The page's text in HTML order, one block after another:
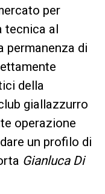
per
al
permanenza di
della
giallazzurro
operazione
un profilo di
Gianluca Di